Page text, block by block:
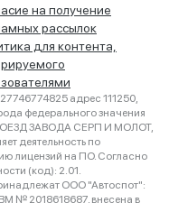
на получение
рассылок
для контента,
адрес 111250,
федерального значения
ЗАВОДА СЕРП И МОЛОТ,
деятельность по
лицензий на ПО. Согласно
(код): 2.01.
ООО "Автоспот":
№ 2018618687, внесена в